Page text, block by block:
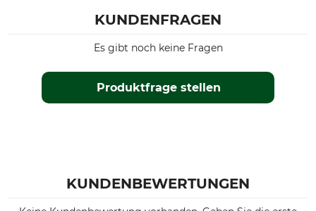
KUNDENFRAGEN
Produktfrage stellen
Es gibt noch keine Fragen
KUNDENBEWERTUNGEN